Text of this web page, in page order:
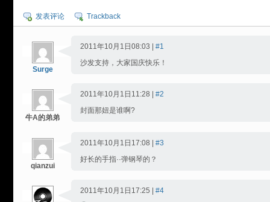
发表评论 Trackback
Surge
2011年10月1日08:03 | #1
沙发支持，大家国庆快乐！
牛A的弟弟
2011年10月1日11:28 | #2
封面那妞是谁啊?
qianzui
2011年10月1日17:08 | #3
好长的手指··弹钢琴的？
2011年10月1日17:25 | #4